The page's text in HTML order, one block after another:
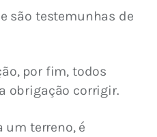
são testemunhas de
por fim, todos
obrigação corrigir.
um terreno, é